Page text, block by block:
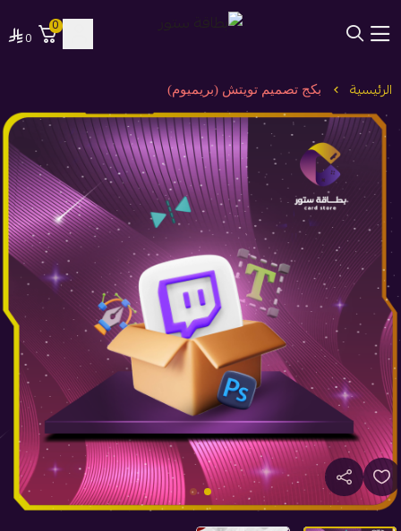
0
0
الرئيسية بكج تصميم تويتش (بريميوم)